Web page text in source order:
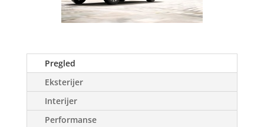
Pregled
Eksterijer
Interijer
Performanse